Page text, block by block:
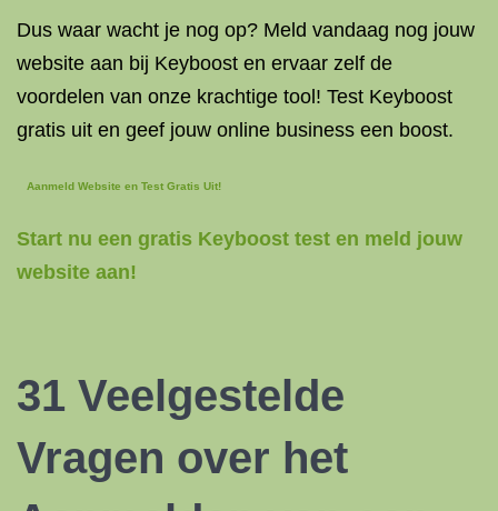
Dus waar wacht je nog op? Meld vandaag nog jouw
website aan bij Keyboost en ervaar zelf de
voordelen van onze krachtige tool! Test Keyboost
gratis uit en geef jouw online business een boost.
Aanmeld Website en Test Gratis Uit!
Start nu een gratis Keyboost test en meld jouw
website aan!
31 Veelgestelde
Vragen over het